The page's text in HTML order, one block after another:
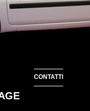
CONTATTI